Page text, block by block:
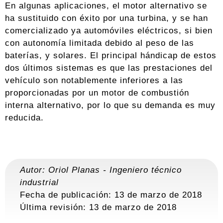
En algunas aplicaciones, el motor alternativo se
ha sustituido con éxito por una turbina, y se han
comercializado ya automóviles eléctricos, si bien
con autonomía limitada debido al peso de las
baterías, y solares. El principal hándicap de estos
dos últimos sistemas es que las prestaciones del
vehículo son notablemente inferiores a las
proporcionadas por un motor de combustión
interna alternativo, por lo que su demanda es muy
reducida.
Autor: Oriol Planas - Ingeniero técnico
industrial
Fecha de publicación: 13 de marzo de 2018
Última revisión: 13 de marzo de 2018